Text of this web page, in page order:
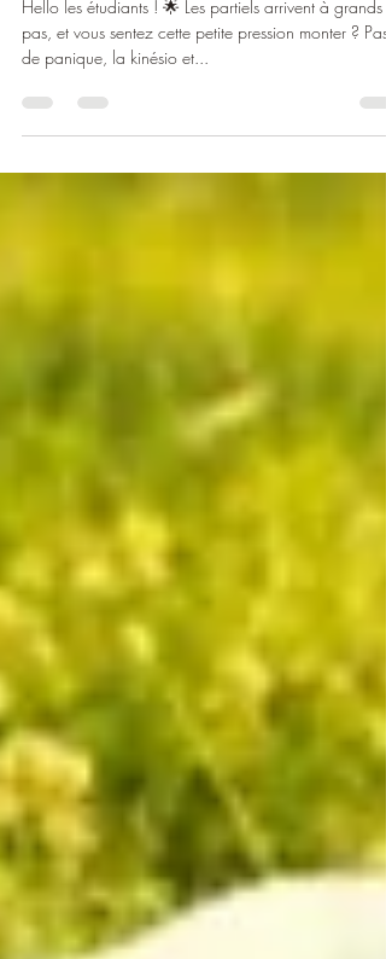
Brain Gym ! 💥📚
Hello les étudiants ! 🌟 Les partiels arrivent à grands
de panique, la kinésio et...